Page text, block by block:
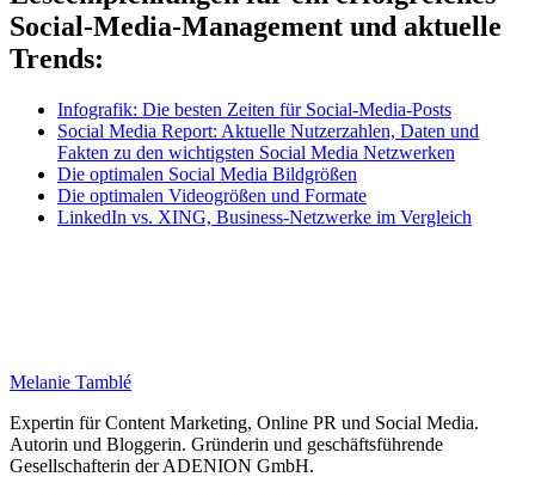
Social-Media-Management und aktuelle
Trends:
Infografik: Die besten Zeiten für Social-Media-Posts
Social Media Report: Aktuelle Nutzerzahlen, Daten und
Fakten zu den wichtigsten Social Media Netzwerken
Die optimalen Social Media Bildgrößen
Die optimalen Videogrößen und Formate
LinkedIn vs. XING, Business-Netzwerke im Vergleich
Melanie Tamblé
Expertin für Content Marketing, Online PR und Social Media.
Autorin und Bloggerin. Gründerin und geschäftsführende
Gesellschafterin der ADENION GmbH.